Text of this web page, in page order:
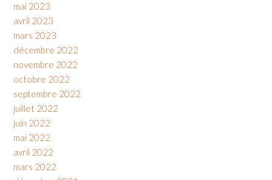
mai 2023
avril 2023
mars 2023
décembre 2022
novembre 2022
octobre 2022
septembre 2022
juillet 2022
juin 2022
mai 2022
avril 2022
mars 2022